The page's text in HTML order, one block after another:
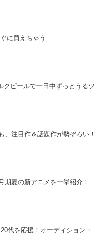
に買えちゃう
クピールで一日中ずっとうるツ
、注目作＆話題作が勢ぞろい！
期夏の新アニメを一挙紹介！
代を応援！オーディション・